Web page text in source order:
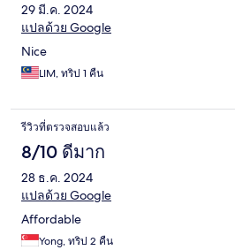
29 มี.ค. 2024
แปลด้วย Google
Nice
LIM, ทริป 1 คืน
รีวิวที่ตรวจสอบแล้ว
8/10 ดีมาก
28 ธ.ค. 2024
แปลด้วย Google
Affordable
Yong, ทริป 2 คืน